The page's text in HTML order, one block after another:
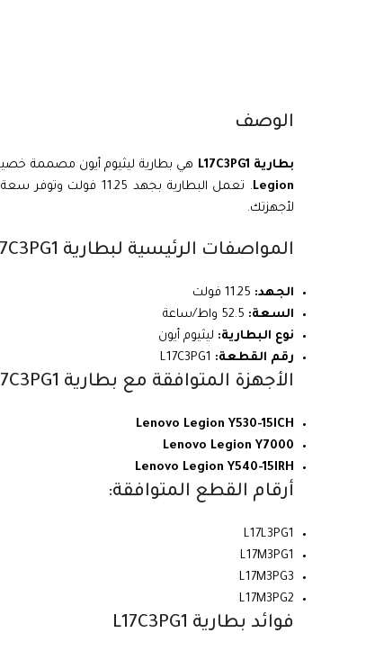
الوصف
بطارية L17C3PG1 هي بطارية ليثيوم أيون مصممة
Legion
لأجهزتك.
المواصفات الرئيسية لبطارية L17C3PG1
الجهد:
السعة:
نوع البطارية: ليثيوم أيون
رقم القطعة:
الأجهزة المتوافقة مع بطارية L17C3PG1
Lenovo Legion Y530-15ICH
Lenovo Legion Y7000
Lenovo Legion Y540-15IRH
أرقام القطع المتوافقة:
L17L3PG1
L17M3PG1
L17M3PG3
L17M3PG2
فوائد بطارية L17C3PG1